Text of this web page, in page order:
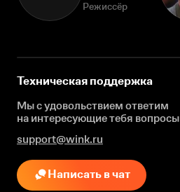
Режиссёр
Техническая поддержка
Мы с удовольствием ответим
на интересующиетебя вопросы
support@wink.ru
Написать в чат